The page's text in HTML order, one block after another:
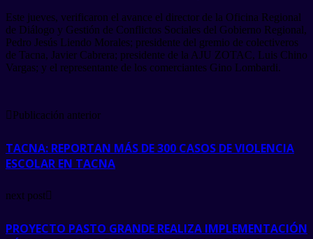
Este jueves, verificaron el avance el director de la Oficina Regional
de Diálogo y Gestión de Conflictos Sociales del Gobierno Regional,
Pedro Jesús Liendo Morales; presidente del gremio de colectiveros
de Tacna, Javier Cabrera; presidente de la AJU ZOTAC, Luis Chino
Vargas; y el representante de los comerciantes Gino Lombardi.
Publicación anterior
TACNA: REPORTAN MÁS DE 300 CASOS DE VIOLENCIA
ESCOLAR EN TACNA
next post
PROYECTO PASTO GRANDE REALIZA IMPLEMENTACIÓN